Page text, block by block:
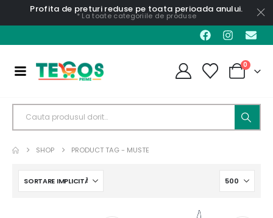
Profita de preturi reduse pe toata perioada anului.
* La toate categoriile de produse
0
SHOP PRODUCT TAG - MUSTE